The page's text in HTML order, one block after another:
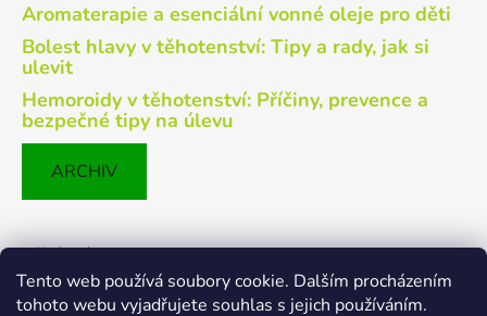
Tento web používá soubory cookie. Dalším procházením
tohoto webu vyjadřujete souhlas s jejich používáním.
Aromaterapie a esenciální vonné oleje pro děti
Bolest hlavy v těhotenství: Tipy a rady, jak si
ulevit
Hemoroidy v těhotenství: Příčiny, prevence a
bezpečné tipy na úlevu
ARCHIV
Přijímáme online platby